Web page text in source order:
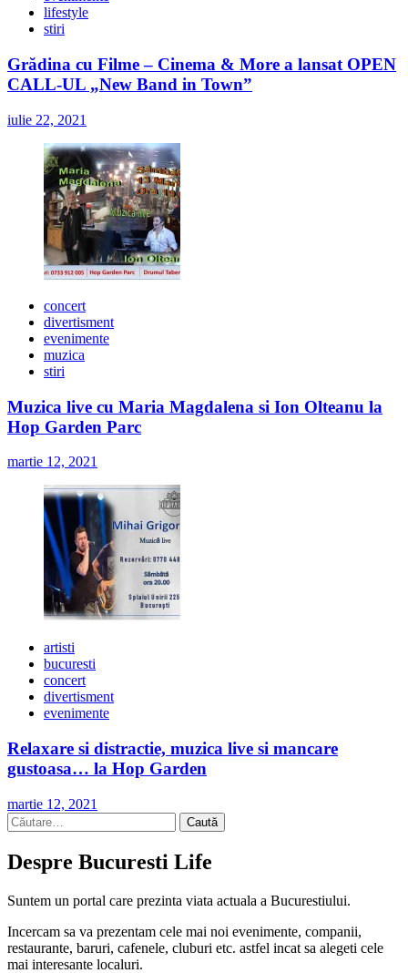
lifestyle
stiri
Grădina cu Filme – Cinema & More a lansat OPEN
CALL-UL „New Band in Town”
iulie 22, 2021
concert
divertisment
evenimente
muzica
stiri
Muzica live cu Maria Magdalena si Ion Olteanu la
Hop Garden Parc
martie 12, 2021
artisti
bucuresti
concert
divertisment
evenimente
Relaxare si distractie, muzica live si mancare
gustoasa… la Hop Garden
martie 12, 2021
Caută
după:
Despre Bucuresti Life
Suntem un portal care prezinta viata actuala a Bucurestiului.
Incercam sa va prezentam cele mai noi evenimente, companii,
restaurante, baruri, cafenele, cluburi etc. astfel incat sa alegeti cele
mai interesante localuri.